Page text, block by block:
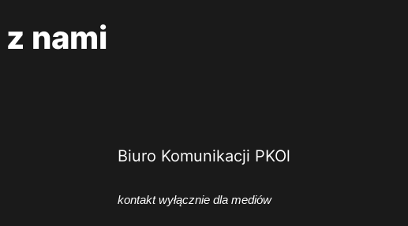
z nami
Biuro Komunikacji PKOl
kontakt wyłącznie dla mediów